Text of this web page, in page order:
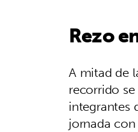
Rezo
A mitad de
recorrido
integrantes
jornada